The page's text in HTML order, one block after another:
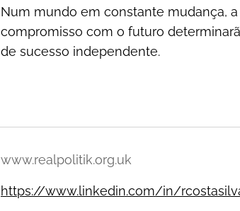
Num mundo em constante mudança,
compromisso com o futuro
de sucesso independente.
www.realpolitik.org.uk
https://www.linkedin.com/in/